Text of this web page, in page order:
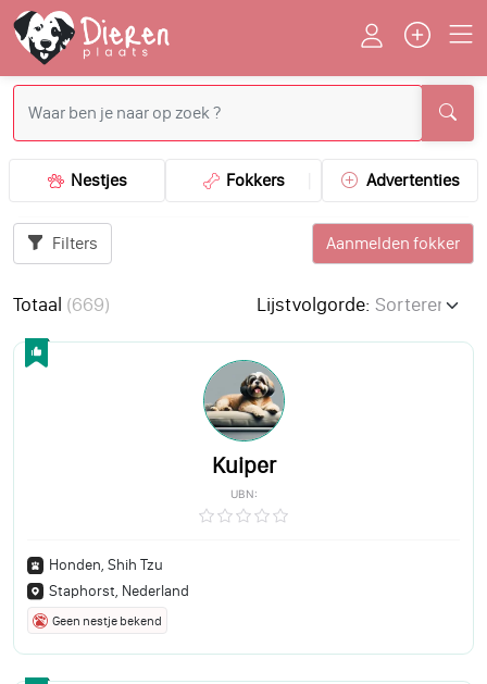
Nestjes Fokkers Advertenties
Filters Aanmelden fokker
Totaal (669) Lijstvolgorde:
Kuiper
UBN:
Honden, Shih Tzu
Staphorst, Nederland
Geen nestje bekend